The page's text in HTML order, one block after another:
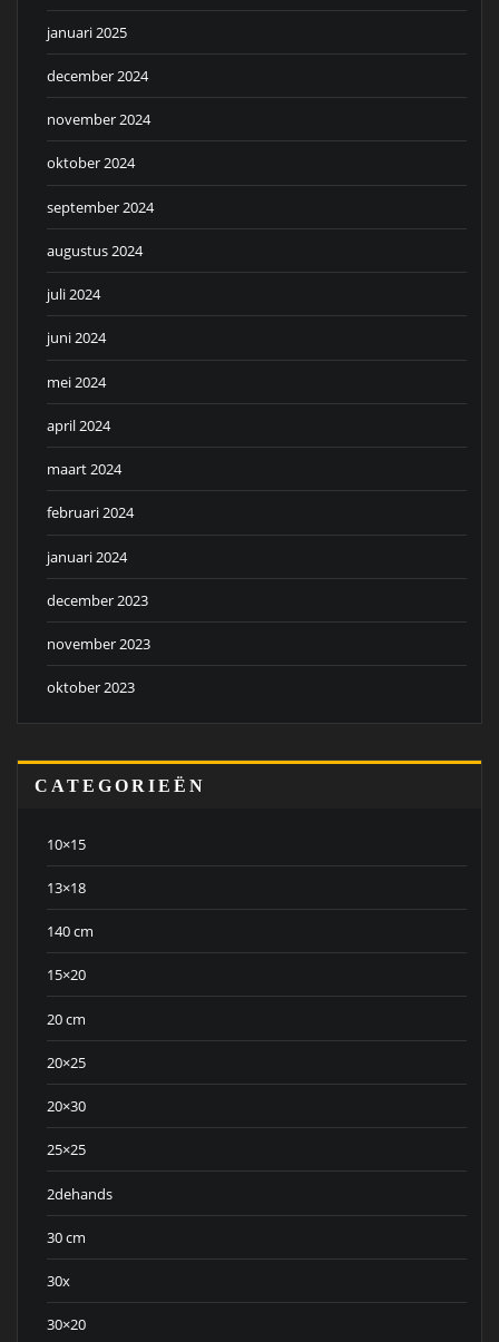
januari 2025
december 2024
november 2024
oktober 2024
september 2024
augustus 2024
juli 2024
juni 2024
mei 2024
april 2024
maart 2024
februari 2024
januari 2024
december 2023
november 2023
oktober 2023
CATEGORIEËN
10×15
13×18
140 cm
15×20
20 cm
20×25
20×30
25×25
2dehands
30 cm
30x
30×20